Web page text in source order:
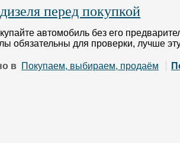
перед покупкой
автомобиль без его
обязательны для проверки, лучше
в Покупаем, выбираем, продаём